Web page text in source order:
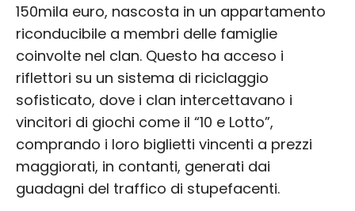
150mila euro, nascosta in un appartamento
riconducibile a membri delle famiglie
coinvolte nel clan. Questo ha acceso i
riflettori su un sistema di riciclaggio
sofisticato, dove i clan intercettavano i
vincitori di giochi come il “10 e Lotto”,
comprando i loro biglietti vincenti a prezzi
maggiorati, in contanti, generati dai
guadagni del traffico di stupefacenti.